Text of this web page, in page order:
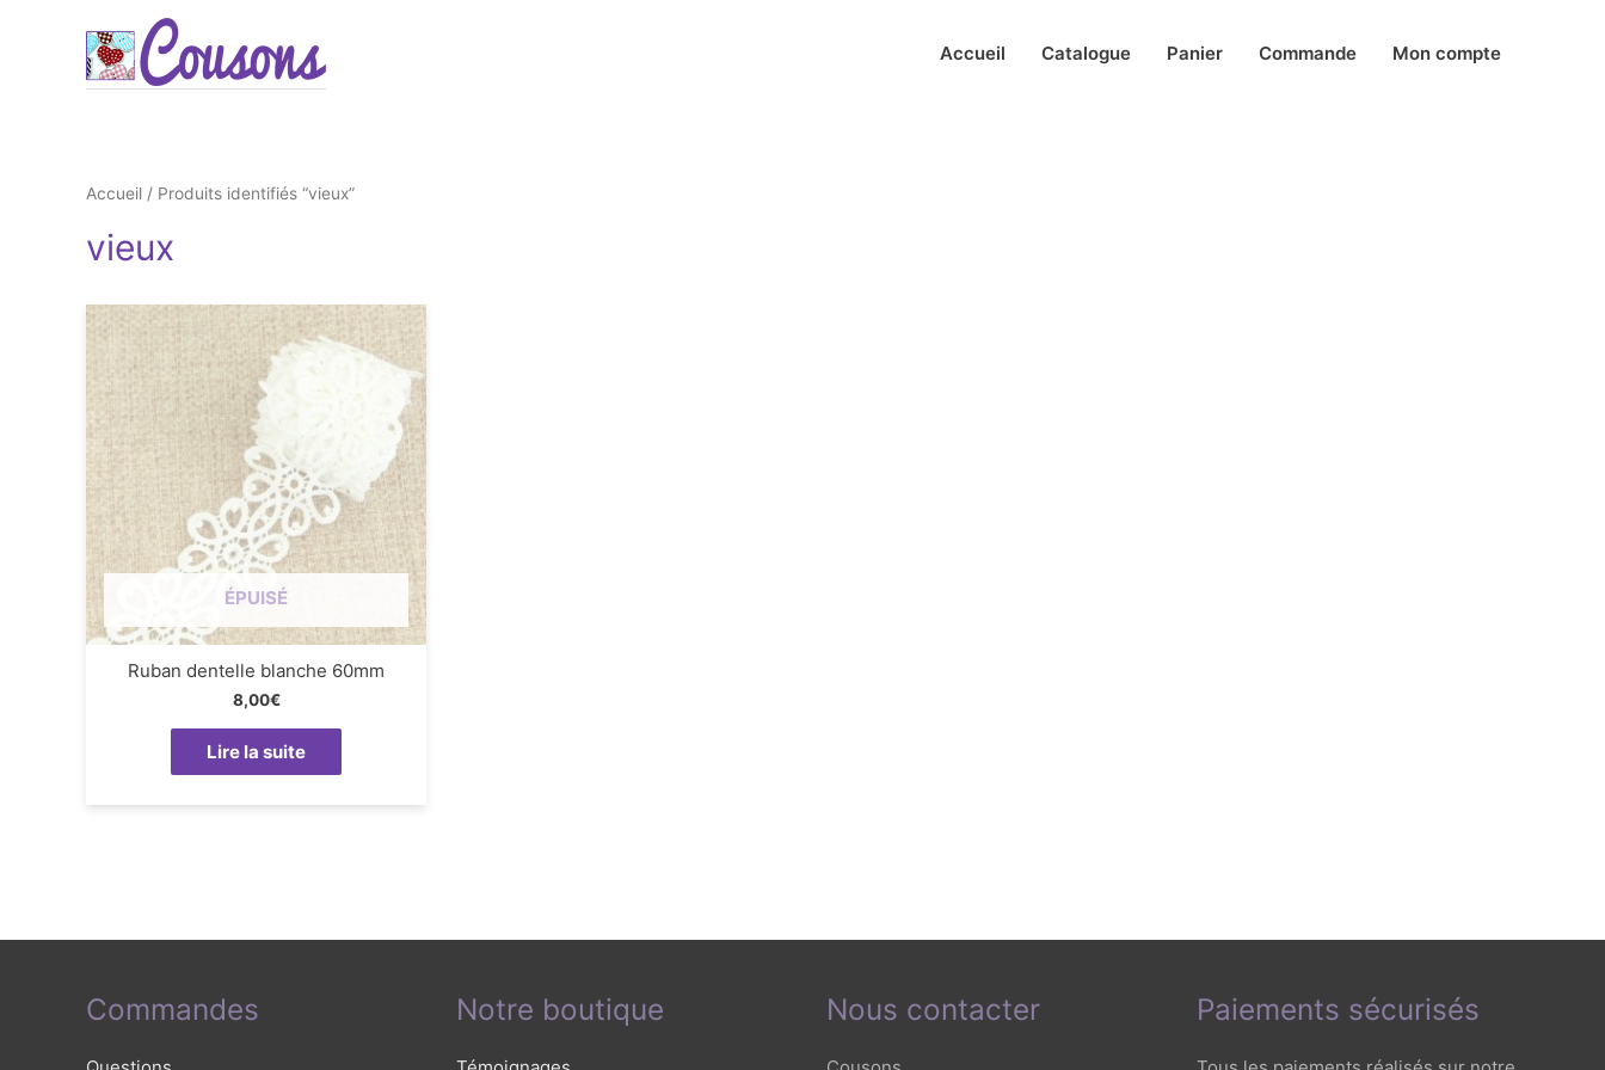
Accueil Catalogue Panier Commande Mon compte
Accueil / Produits identifiés “vieux”
vieux
ÉPUISÉ
Ruban dentelle blanche 60mm
8,00€
Lire la suite
Commandes Notre boutique Nous contacter Paiements sécurisés